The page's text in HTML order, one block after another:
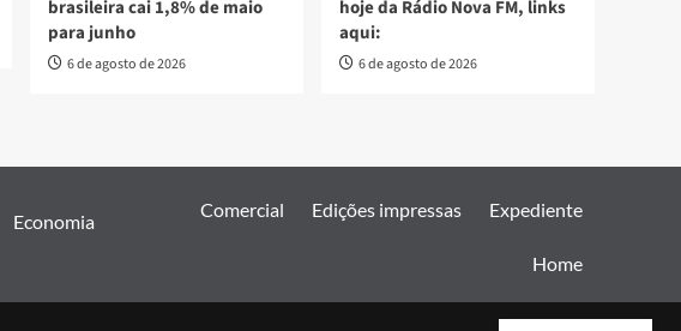
brasileira cai 1,8% de maio
para junho
6 de agosto de 2026
hoje da Rádio Nova FM, links
aqui:
6 de agosto de 2026
Economia
Comercial Edições impressas Expediente
Home